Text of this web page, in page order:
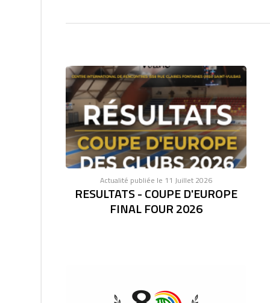
Actualité publiée le 11 Juillet 2026
RESULTATS - COUPE D'EUROPE
FINAL FOUR 2026